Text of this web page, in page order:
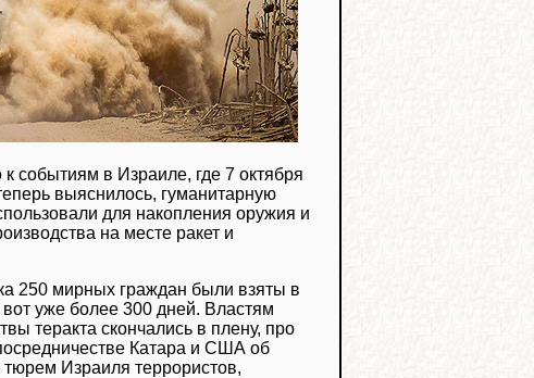
событиям в Израиле, где 7 октября
выяснилось, гуманитарную
для накопления оружия и
на месте ракет и
250 мирных граждан были взяты в
уже более 300 дней. Властям
теракта скончались в плену, про
Катара и США об
Израиля террористов,